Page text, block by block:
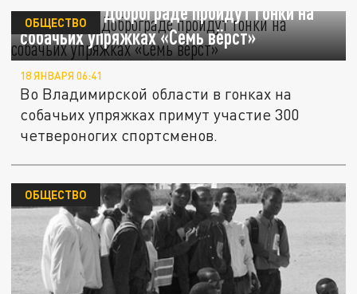
19 января в Доброграде пройдут гонки на
собачьих упряжках «Семь вёрст»
ОБЩЕСТВО
18 ЯНВАРЯ 06:41
Во Владимирской области в гонках на
собачьих упряжках примут участие 300
четвероногих спортсменов.
ОБЩЕСТВО